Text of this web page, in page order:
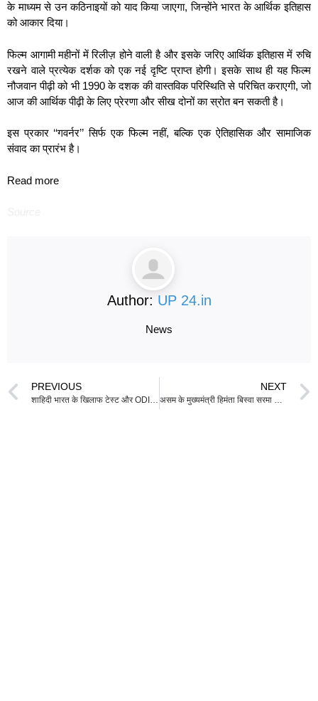
के माध्यम से उन कठिनाइयों को याद किया जाएगा, जिन्होंने भारत के आर्थिक इतिहास
को आकार दिया।
फिल्म आगामी महीनों में रिलीज़ होने वाली है और इसके जरिए आर्थिक इतिहास में रुचि
रखने वाले प्रत्येक दर्शक को एक नई दृष्टि प्राप्त होगी। इसके साथ ही यह फिल्म
नौजवान पीढ़ी को भी 1990 के दशक की वास्तविक परिस्थिति से परिचित कराएगी, जो
आज की आर्थिक पीढ़ी के लिए प्रेरणा और सीख दोनों का स्रोत बन सकती है।
इस प्रकार ‘‘गवर्नर’’ सिर्फ एक फिल्म नहीं, बल्कि एक ऐतिहासिक और सामाजिक
संवाद का प्रारंभ है।
Read more
Author: UP 24.in
News
PREVIOUS NEXT